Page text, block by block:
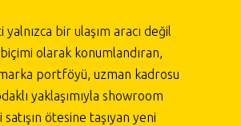
bir ulaşım aracı değil
olarak konumlandıran,
portföyü, uzman kadrosu
yaklaşımıyla showroom
ötesine taşıyan yeni